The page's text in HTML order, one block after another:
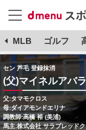
MLB ゴルフ
セン 芦毛 登録抹消
(父)マイネルアバ
父:タマモクロス
母:ダイアモンドエリナ
調教師:高橋 裕 (美浦)
馬主:株式会社 サラブレッド